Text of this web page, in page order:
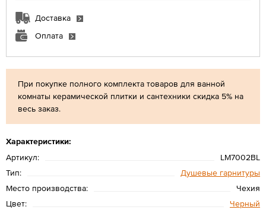
При покупке полного комплекта товаров для ванной
комнаты керамической плитки и сантехники скидка 5% на
весь заказ.
Характеристики:
Артикул:
LM7002BL
Тип:
Душевые гарнитуры
Место производства:
Чехия
Цвет:
Черный
Доставка
Оплата